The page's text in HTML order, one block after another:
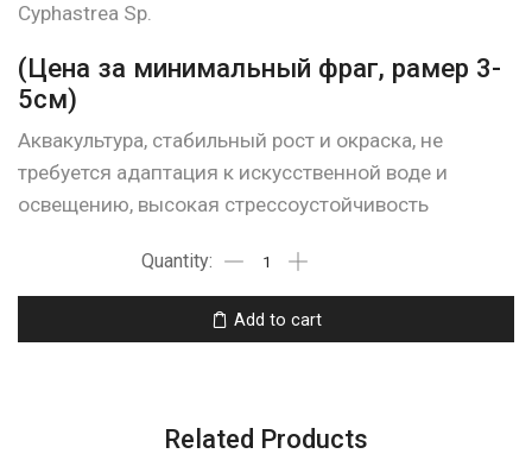
Cyphastrea Sp.
(Цена за минимальный фраг, рамер 3-
5см)
Аквакультура, стабильный рост и окраска, не
требуется адаптация к искусственной воде и
освещению, высокая стрессоустойчивость
Add to cart
Related Products